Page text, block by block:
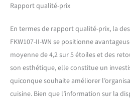
Rapport qualité-prix
En termes de rapport qualité-prix, la
FKW107-II-WN se positionne
moyenne de 4,2 sur 5 étoiles et des
son esthétique, elle constitue un
quiconque souhaite améliorer
cuisine. Bien que l’information sur la